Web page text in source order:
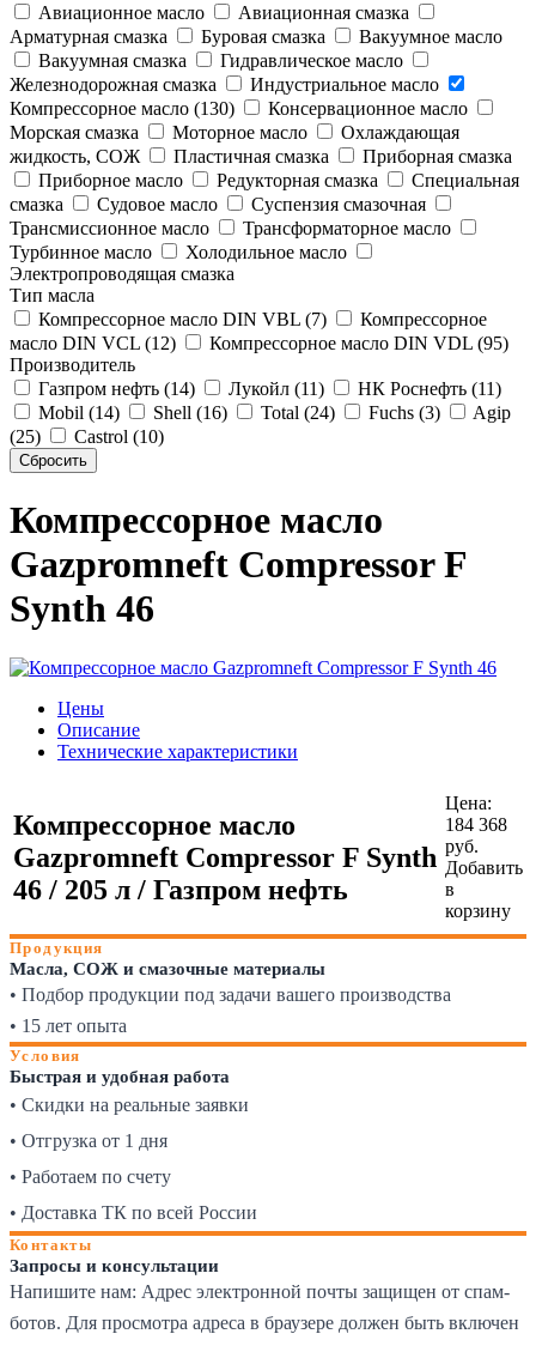
Авиационное масло
Авиационная смазка
Арматурная смазка
Буровая смазка
Вакуумное масло
Вакуумная смазка
Гидравлическое масло
Железнодорожная смазка
Индустриальное масло
Компрессорное масло (130)
Консервационное масло
Морская смазка
Моторное масло
Охлаждающая
жидкость, СОЖ
Пластичная смазка
Приборная смазка
Приборное масло
Редукторная смазка
Специальная
смазка
Судовое масло
Суспензия смазочная
Трансмиссионное масло
Трансформаторное масло
Турбинное масло
Холодильное масло
Электропроводящая смазка
Тип масла
Компрессорное масло DIN VBL (7)
Компрессорное
масло DIN VCL (12)
Компрессорное масло DIN VDL (95)
Производитель
Газпром нефть (14)
Лукойл (11)
НК Роснефть (11)
Mobil (14)
Shell (16) Total (24) Fuchs (3)
Agip
(25)
Castrol (10)
Компрессорное масло
Gazpromneft Compressor F
Synth 46
Цены
Описание
Технические характеристики
Компрессорное масло
Gazpromneft Compressor F Synth
46 / 205 л / Газпром нефть
Цена:
184 368
руб.
Добавить
в
корзину
Продукция
Масла, СОЖ и смазочные материалы
• Подбор продукции под задачи вашего производства
• 15 лет опыта
Условия
Быстрая и удобная работа
• Скидки на реальные заявки
• Отгрузка от 1 дня
• Работаем по счету
• Доставка ТК по всей России
Контакты
Запросы и консультации
Напишите нам: Адрес электронной почты защищен от спам-
ботов. Для просмотра адреса в браузере должен быть включен